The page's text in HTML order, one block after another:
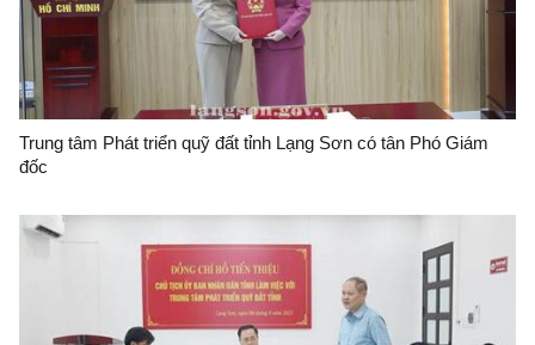
Trung tâm Phát triển quỹ đất tỉnh Lạng Sơn có tân Phó Giám
đốc